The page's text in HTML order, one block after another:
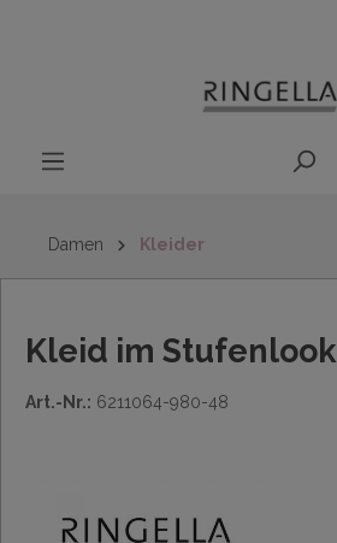
Damen Kleider
Kleid im Stufenlook
Art.-Nr.: 6211064-980-48